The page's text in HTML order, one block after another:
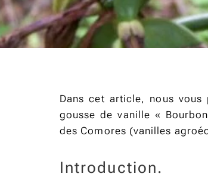
Dans cet article, nous
gousse de vanille «
des Comores (vanilles
Introduction.